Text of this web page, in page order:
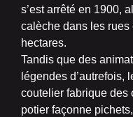
s’est arrêté en 1900,
calèche dans les rues
hectares.
Tandis que des
légendes d’autrefois,
coutelier fabrique des
potier façonne